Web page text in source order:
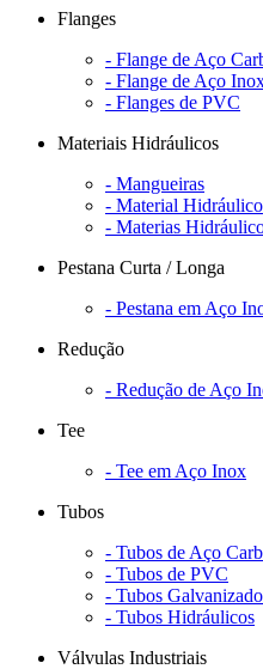
Flanges
- Flange de Aço
- Flange de Aço
- Flanges de PVC
Materiais Hidráulicos
- Mangueiras
- Material Hidráulico
- Materias
Pestana Curta / Longa
- Pestana em Aço
Redução
- Redução de Aço
Tee
- Tee em Aço Inox
Tubos
- Tubos de Aço
- Tubos de PVC
- Tubos
- Tubos Hidráulicos
Válvulas Industriais